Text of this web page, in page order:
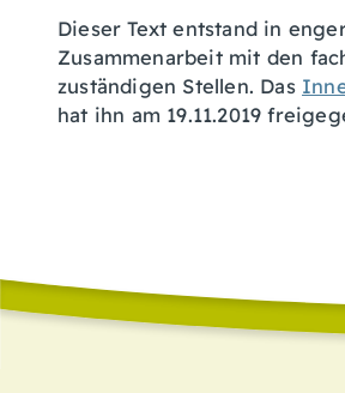
Dieser Text entstand in
Zusammenarbeit mit den
zuständigen Stellen. Das
hat ihn am 19.11.2019